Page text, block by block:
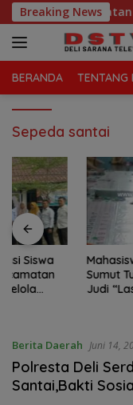
Langsung
ke
konten
Breaking News
Sari, Kecamatan
BERANDA TENTANG
Sepeda santai
Mahasiswa Desak
Sumut Tutup
Judi “Las Vegas” di
Berita Daerah Juni 14,
Polresta Deli
Santai,Bakti